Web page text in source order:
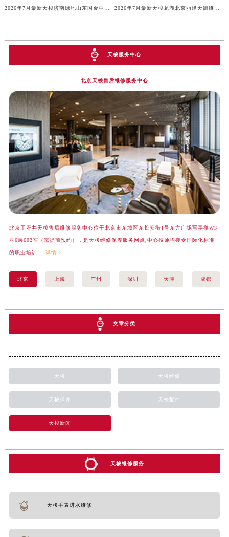
天梭服务中心
北京天梭售后维修服务中心
北京王府井天梭售后维修服务中心位于北京市东城区东长安街1号东方广场写字楼W3
座6层602室（需提前预约），是天梭维修保养服务网点,中心技师均接受国际化标准
的职业培训.... 详情 >
北京 上海 广州 深圳 天津 成都
文章分类
天梭 天梭维修
天梭保养 天梭配件
天梭新闻
天梭维修服务
天梭手表进水维修